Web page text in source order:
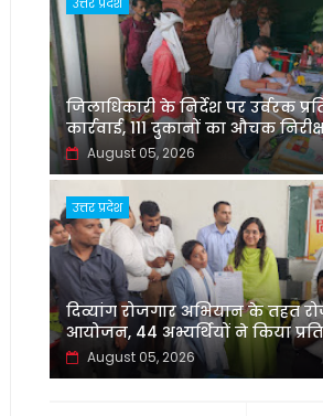
जिलाधिकारी के निर्देश पर उर्वरक
कार्रवाई, 111 दुकानों का औचक
August 05, 2026
उत्तर प्रदेश
दिव्यांग रोजगार अभियान के तहत
आयोजन, 44 अभ्यर्थियों ने किया
August 05, 2026